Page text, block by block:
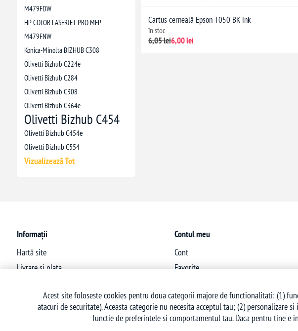
M479FDW
HP COLOR LASERJET PRO MFP
M479FNW
Konica-Minolta BIZHUB C308
Olivetti Bizhub C224e
Olivetti Bizhub C284
Olivetti Bizhub C308
Olivetti Bizhub C364e
Olivetti Bizhub C454
Olivetti Bizhub C454e
Olivetti Bizhub C554
Vizualizează Tot
Cartus cerneală Epson T050 BK ink
în stoc
6,05 lei6,00 lei
Informații
Hartă site
Livrare si plata
Termeni si conditii
Politica retur
Contul meu
Cont
Favorite
Acest site foloseste cookies pentru doua categorii majore de functionalitati: (1)
atacuri de securitate). Aceasta categorie nu necesita acceptul tau; (2)
functie de preferintele si comportamentul tau. Daca pentru tine e